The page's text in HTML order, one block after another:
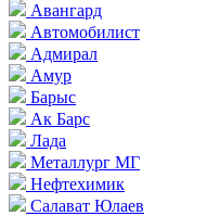
Авангард
Автомобилист
Адмирал
Амур
Барыс
Ак Барс
Лада
Металлург МГ
Нефтехимик
Салават Юлаев